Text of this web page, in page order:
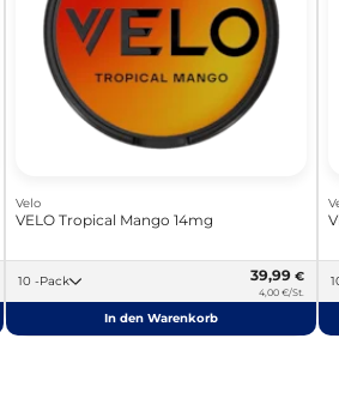
Velo
VELO Tropical Mango 14mg
10 -Pack 39,99 €
4,00 €/St.
In den Warenkorb